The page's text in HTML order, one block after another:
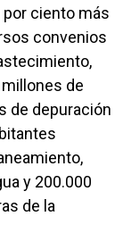
por ciento más
convenios
de
de depuración
y 200.000
de la